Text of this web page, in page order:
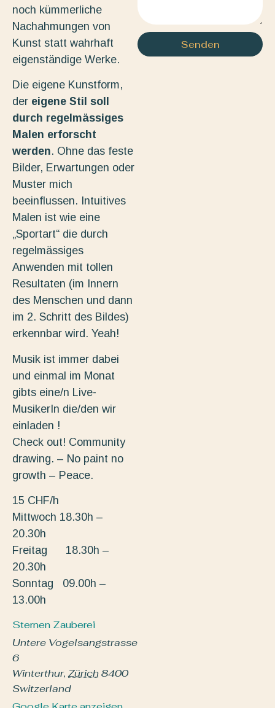
noch kümmerliche
Nachahmungen von
Kunst statt wahrhaft
eigenständige Werke.
Die eigene Kunstform,
der eigene Stil soll
durch regelmässiges
Malen erforscht
werden. Ohne das feste
Bilder, Erwartungen oder
Muster mich
beeinflussen. Intuitives
Malen ist wie eine
„Sportart“ die durch
regelmässiges
Anwenden mit tollen
Resultaten (im Innern
des Menschen und dann
im 2. Schritt des Bildes)
erkennbar wird. Yeah!
Musik ist immer dabei
und einmal im Monat
gibts eine/n Live-
MusikerIn die/den wir
einladen !
Check out! Community
drawing. – No paint no
growth – Peace.
15 CHF/h
Mittwoch 18.30h –
20.30h
Freitag 18.30h –
20.30h
Sonntag 09.00h –
13.00h
Sternen Zauberei
Untere Vogelsangstrasse
6
Winterthur, Zürich8400
Switzerland
Senden